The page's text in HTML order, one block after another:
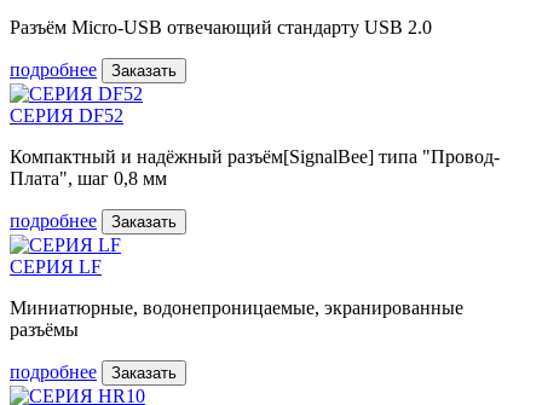
Разъём Micro-USB отвечающий стандарту USB 2.0
подробнее Заказать
СЕРИЯ DF52
Компактный и надёжный разъём[SignalBee] типа "Провод-
Плата", шаг 0,8 мм
подробнее Заказать
СЕРИЯ LF
Миниатюрные, водонепроницаемые, экранированные
разъёмы
подробнее Заказать